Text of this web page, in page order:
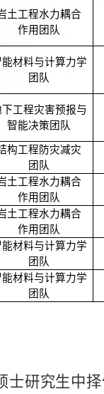
土工程水力耦合
作用团队
能材料与计算力学
团队
下工程灾害预报与
智能决策团队
构工程防灾减灾
团队
土工程水力耦合
作用团队
土工程水力耦合
作用团队
能材料与计算力学
团队
能材料与计算力学
团队
士研究生中